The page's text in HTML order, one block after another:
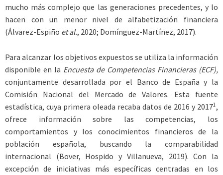
mucho más complejo que las generaciones precedentes, y lo
hacen con un menor nivel de alfabetización financiera
(Álvarez-Espiño et al., 2020; Domínguez-Martínez, 2017).
Para alcanzar los objetivos expuestos se utiliza la información
disponible en la Encuesta de Competencias Financieras (ECF),
conjuntamente desarrollada por el Banco de España y la
Comisión Nacional del Mercado de Valores. Esta fuente
estadística, cuya primera oleada recaba datos de 2016 y 20171,
ofrece información sobre las competencias, los
comportamientos y los conocimientos financieros de la
población española, buscando la comparabilidad
internacional (Bover, Hospido y Villanueva, 2019). Con la
excepción de iniciativas más específicas centradas en los